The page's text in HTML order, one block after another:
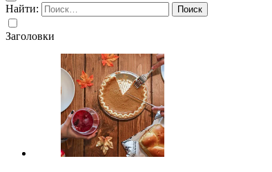
Найти:
Заголовки